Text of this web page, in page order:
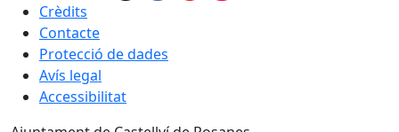
Crèdits
Contacte
Protecció de dades
Avís legal
Accessibilitat